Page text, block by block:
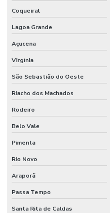
Coqueiral
Lagoa Grande
Açucena
Virgínia
São Sebastião do Oeste
Riacho dos Machados
Rodeiro
Belo Vale
Pimenta
Rio Novo
Araporã
Passa Tempo
Santa Rita de Caldas